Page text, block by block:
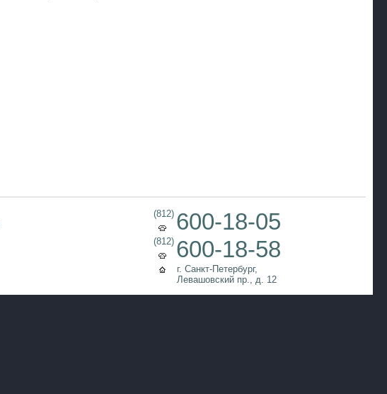
(812) 600-18-05
(812) 600-18-58
г. Санкт-Петербург,
Левашовский пр., д. 12